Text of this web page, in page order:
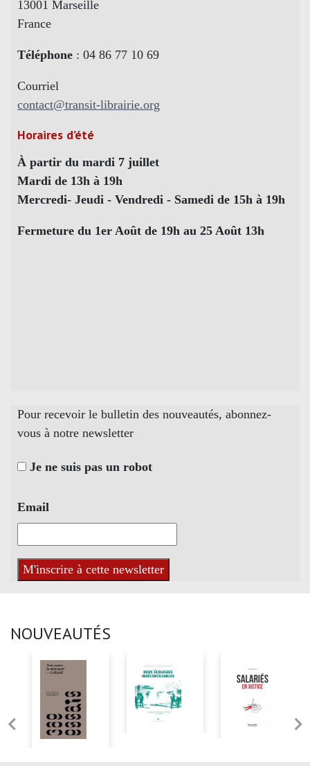
13001 Marseille
France
Téléphone : 04 86 77 10 69
Courriel
contact@transit-librairie.org
Horaires d’été
À partir du mardi 7 juillet
Mardi de 13h à 19h
Mercredi- Jeudi - Vendredi - Samedi de 15h à 19h
Fermeture du 1er Août de 19h au 25 Août 13h
Pour recevoir le bulletin des nouveautés, abonnez-
vous à notre newsletter
Je ne suis pas un robot
Email
NOUVEAUTÉS